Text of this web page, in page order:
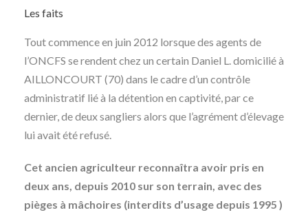
Les faits
Tout commence en juin 2012 lorsque des agents de
l’ONCFS se rendent chez un certain Daniel L. domicilié à
AILLONCOURT (70) dans le cadre d’un contrôle
administratif lié à la détention en captivité, par ce
dernier, de deux sangliers alors que l’agrément d’élevage
lui avait été refusé.
Cet ancien agriculteur reconnaîtra avoir pris en
deux ans, depuis 2010 sur son terrain, avec des
pièges à mâchoires (interdits d’usage depuis 1995 )